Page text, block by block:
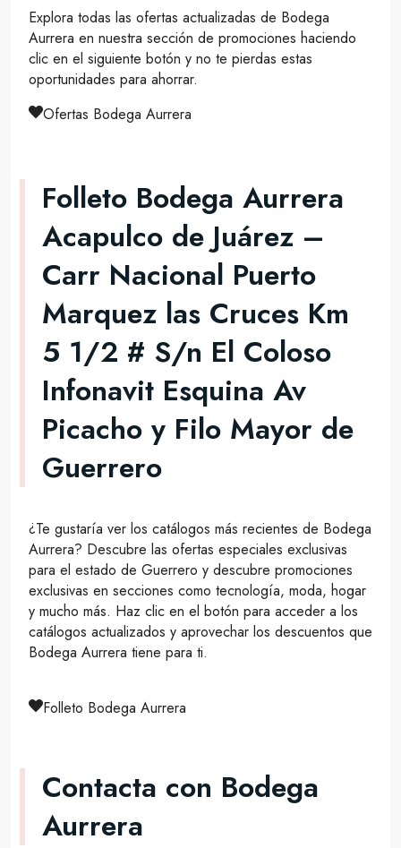
Explora todas las ofertas actualizadas de Bodega
Aurrera en nuestra sección de promociones haciendo
clic en el siguiente botón y no te pierdas estas
oportunidades para ahorrar.
Ofertas Bodega Aurrera
Folleto Bodega Aurrera
Acapulco de Juárez –
Carr Nacional Puerto
Marquez las Cruces Km
5 1/2 # S/n El Coloso
Infonavit Esquina Av
Picacho y Filo Mayor de
Guerrero
¿Te gustaría ver los catálogos más recientes de Bodega
Aurrera? Descubre las ofertas especiales exclusivas
para el estado de Guerrero y descubre promociones
exclusivas en secciones como tecnología, moda, hogar
y mucho más. Haz clic en el botón para acceder a los
catálogos actualizados y aprovechar los descuentos que
Bodega Aurrera tiene para ti.
Folleto Bodega Aurrera
Contacta con Bodega
Aurrera